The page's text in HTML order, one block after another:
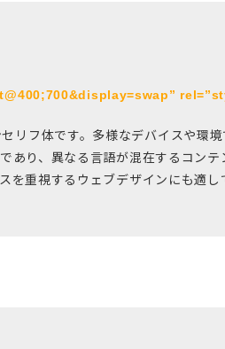
フ体です。多様なデバイスや環
り、異なる言語が混在するコン
重視するウェブデザインにも適し